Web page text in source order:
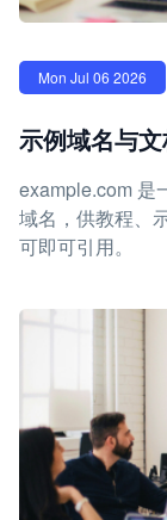
Mon Jul 06 2026
示例域名与
example.com 是
域名，供教程、
可即可引用。